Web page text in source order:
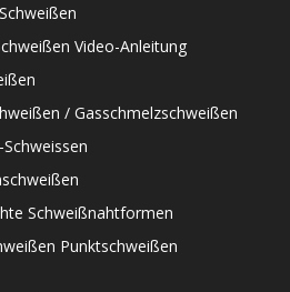
Video-Anleitung
/ Gasschmelzschweißen
Schweißnahtformen
Punktschweißen